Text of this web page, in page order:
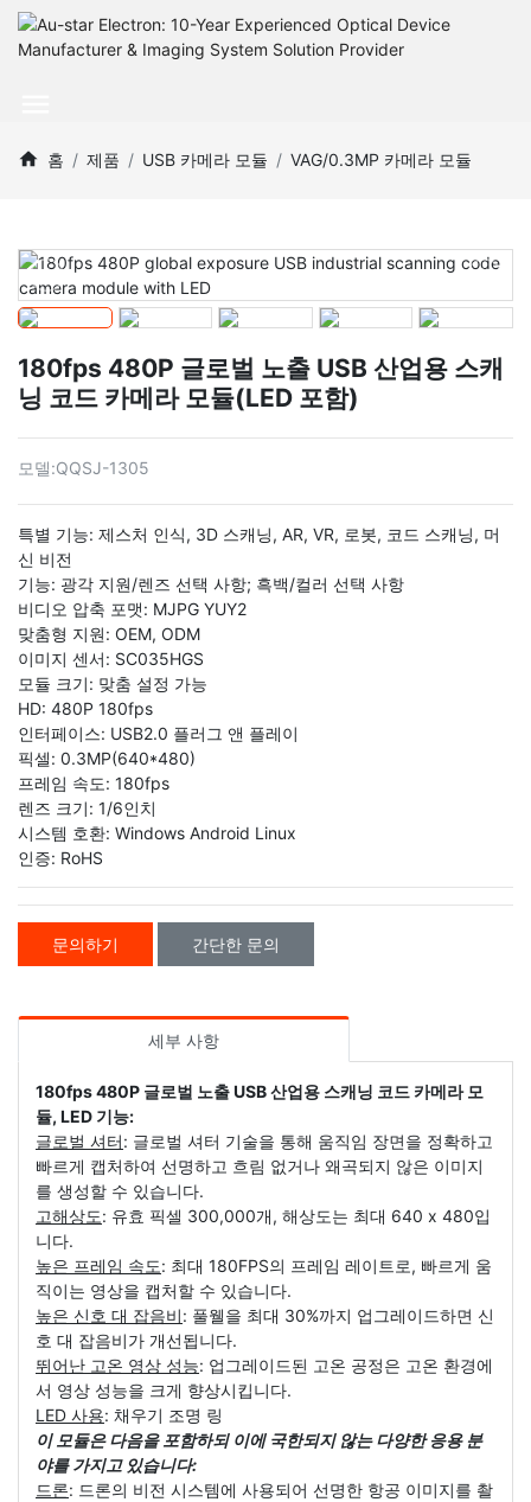
홈 제품 USB 카메라 모듈 VAG/0.3MP 카메라 모듈
180fps 480P 글로벌 노출 USB 산업용 스캐
닝 코드 카메라 모듈(LED 포함)
모델:QQSJ-1305
특별 기능: 제스처 인식, 3D 스캐닝, AR, VR, 로봇, 코드 스캐닝, 머
신 비전
기능: 광각 지원/렌즈 선택 사항; 흑백/컬러 선택 사항
비디오 압축 포맷: MJPG YUY2
맞춤형 지원: OEM, ODM
이미지 센서: SC035HGS
모듈 크기: 맞춤 설정 가능
HD: 480P 180fps
인터페이스: USB2.0 플러그 앤 플레이
픽셀: 0.3MP(640*480)
프레임 속도: 180fps
렌즈 크기: 1/6인치
시스템 호환: Windows Android Linux
인증: RoHS
문의하기 간단한 문의
세부 사항
180fps 480P 글로벌 노출 USB 산업용 스캐닝 코드 카메라 모
듈, LED 기능:
글로벌 셔터: 글로벌 셔터 기술을 통해 움직임 장면을 정확하고
빠르게 캡처하여 선명하고 흐림 없거나 왜곡되지 않은 이미지
를 생성할 수 있습니다.
고해상도: 유효 픽셀 300,000개, 해상도는 최대 640 x 480입
니다.
높은 프레임 속도: 최대 180FPS의 프레임 레이트로, 빠르게 움
직이는 영상을 캡처할 수 있습니다.
높은 신호 대 잡음비: 풀웰을 최대 30%까지 업그레이드하면 신
호 대 잡음비가 개선됩니다.
뛰어난 고온 영상 성능: 업그레이드된 고온 공정은 고온 환경에
서 영상 성능을 크게 향상시킵니다.
LED 사용: 채우기 조명 링
이 모듈은 다음을 포함하되 이에 국한되지 않는 다양한 응용 분
야를 가지고 있습니다:
드론: 드론의 비전 시스템에 사용되어 선명한 항공 이미지를 촬